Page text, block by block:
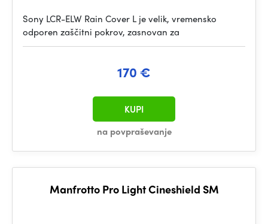
Sony LCR-ELW Rain Cover L je velik, vremensko
odporen zaščitni pokrov, zasnovan za
170 €
na povpraševanje
KUPI
Manfrotto Pro Light Cineshield SM